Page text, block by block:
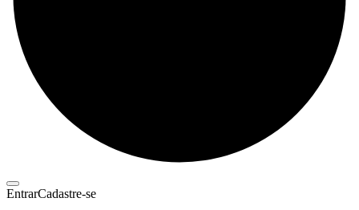
EntrarCadastre-se